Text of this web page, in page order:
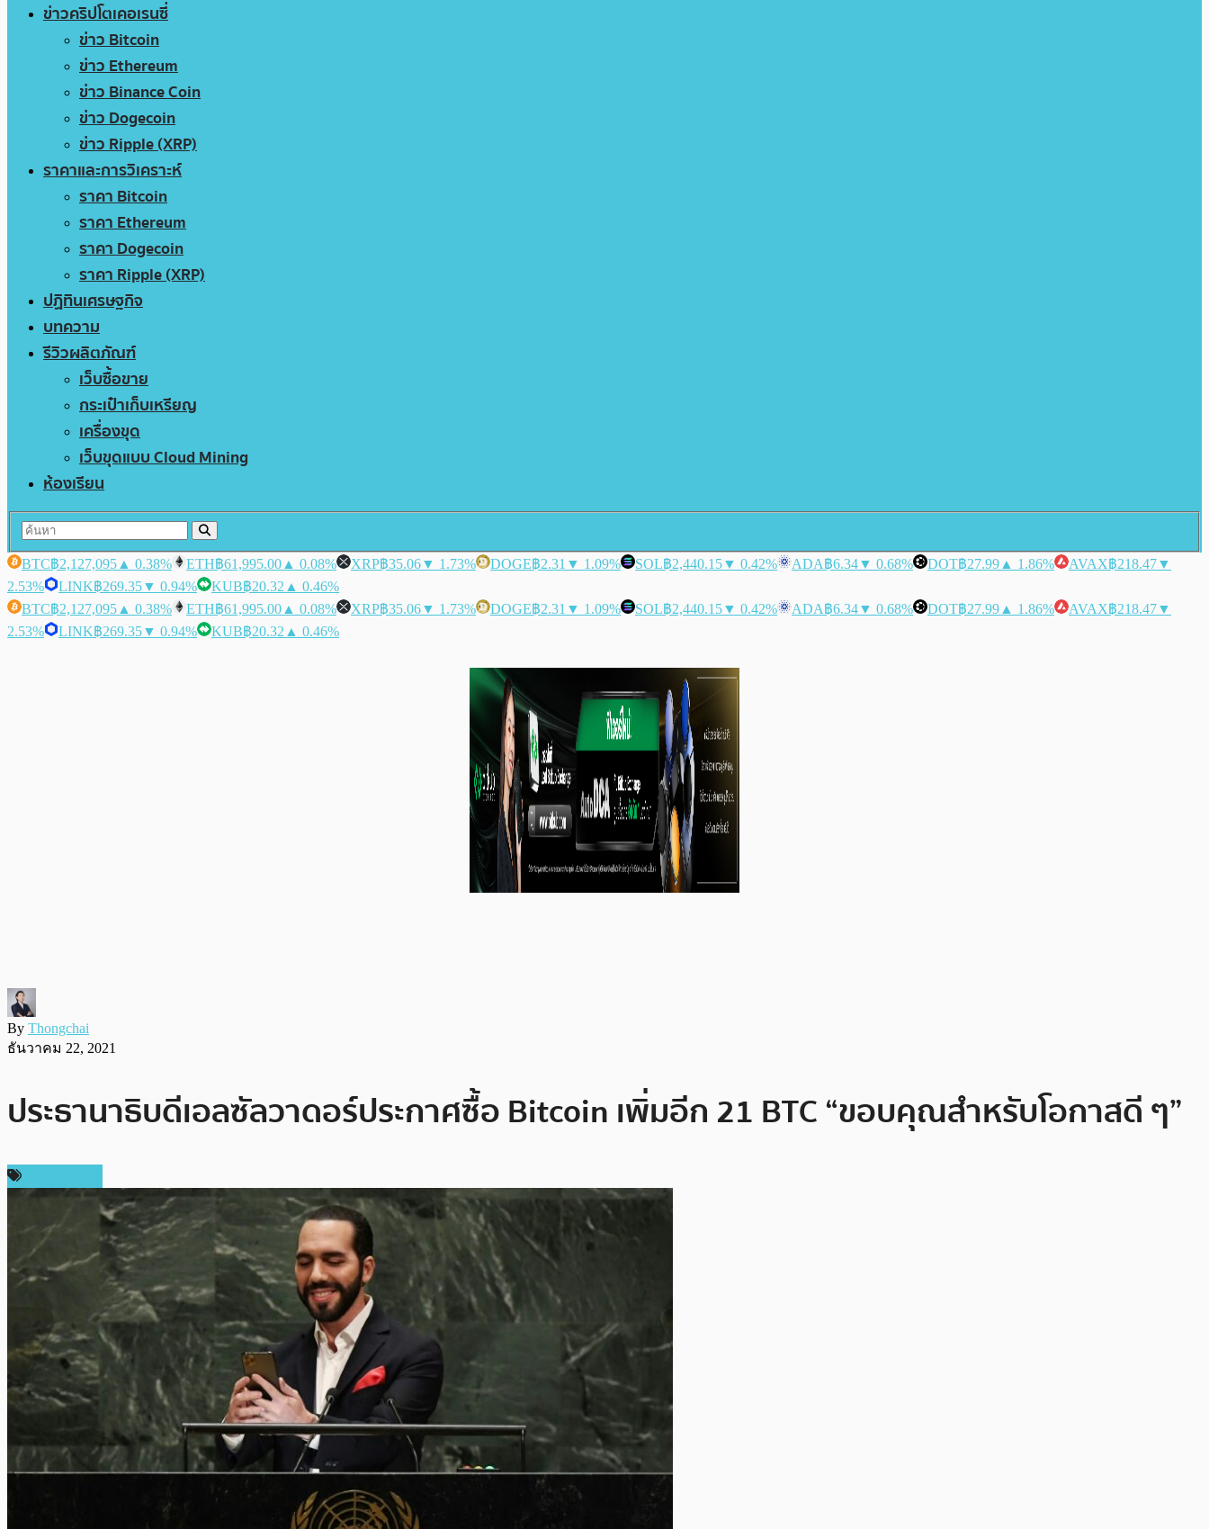
ข่าวคริปโตเคอเรนซี่
ข่าว Bitcoin
ข่าว Ethereum
ข่าว Binance Coin
ข่าว Dogecoin
ข่าว Ripple (XRP)
ราคาและการวิเคราะห์
ราคา Bitcoin
ราคา Ethereum
ราคา Dogecoin
ราคา Ripple (XRP)
ปฏิทินเศรษฐกิจ
บทความ
รีวิวผลิตภัณฑ์
เว็บซื้อขาย
กระเป๋าเก็บเหรียญ
เครื่องขุด
เว็บขุดแบบ Cloud Mining
ห้องเรียน
BTC฿2,127,095 ▲ 0.38% ETH฿61,995.00 ▲ 0.08% XRP฿35.06▼ 1.73% DOGE฿2.31 ▼ 1.09% SOL฿2,440.15▼ 0.42% ADA฿6.34▼ 0.68% DOT฿27.99 ▲ 1.86% AVAX฿218.47▼
2.53%
LINK฿269.35▼ 0.94% KUB฿20.32 ▲ 0.46%
BTC฿2,127,095 ▲ 0.38% ETH฿61,995.00 ▲ 0.08% XRP฿35.06▼ 1.73% DOGE฿2.31 ▼ 1.09% SOL฿2,440.15▼ 0.42% ADA฿6.34▼ 0.68% DOT฿27.99 ▲ 1.86% AVAX฿218.47▼
2.53%
LINK฿269.35▼ 0.94% KUB฿20.32 ▲ 0.46%
By Thongchai
ธันวาคม 22, 2021
ประธานาธิบดีเอลซัลวาดอร์ประกาศซื้อ Bitcoin เพิ่มอีก 21 BTC “ขอบคุณสำหรับโอกาสดี ๆ”